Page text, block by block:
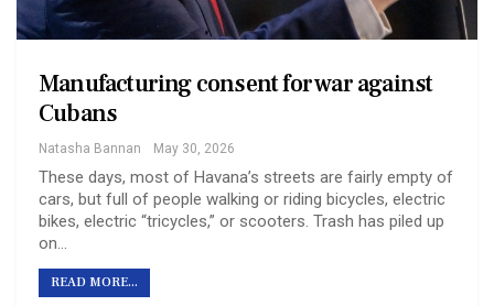
Manufacturing consent for war against
Cubans
Natasha Bannan May 30, 2026
These days, most of Havana’s streets are fairly empty of
cars, but full of people walking or riding bicycles, electric
bikes, electric “tricycles,” or scooters. Trash has piled up
on…
READ MORE...